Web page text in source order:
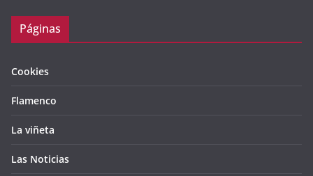
Páginas
Cookies
Flamenco
La viñeta
Las Noticias